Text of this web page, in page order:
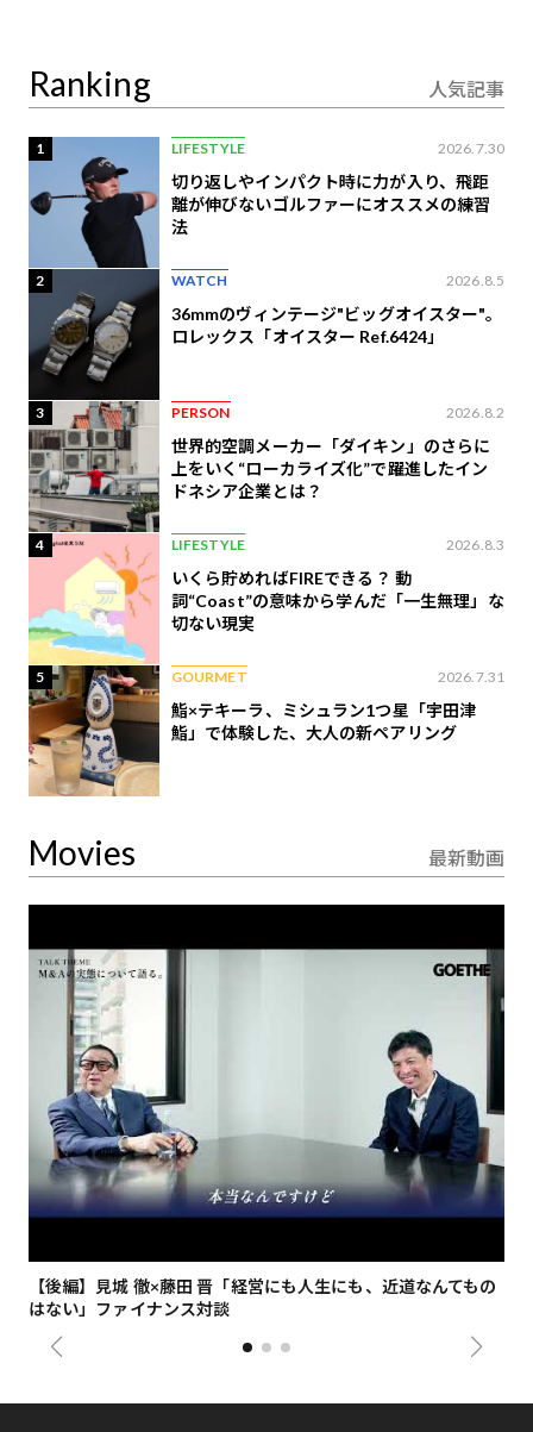
Ranking 人気記事
1 LIFESTYLE 2026.7.30
切り返しやインパクト時に力が入り、飛距
離が伸びないゴルファーにオススメの練習
法
2 WATCH 2026.8.5
36mmのヴィンテージ"ビッグオイスター"。
ロレックス「オイスター Ref.6424」
3 PERSON 2026.8.2
世界的空調メーカー「ダイキン」のさらに
上をいく“ローカライズ化”で躍進したイン
ドネシア企業とは？
4 LIFESTYLE 2026.8.3
いくら貯めればFIREできる？ 動
詞“Coast”の意味から学んだ「一生無理」な
切ない現実
5 GOURMET 2026.7.31
鮨×テキーラ、ミシュラン1つ星「宇田津
鮨」で体験した、大人の新ペアリング
Movies 最新動画
【後編】見城 徹×藤田 晋「経営にも人生にも、近道なんてもの
はない」ファイナンス対談